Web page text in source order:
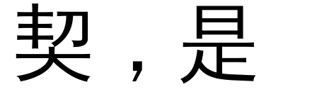
契，是